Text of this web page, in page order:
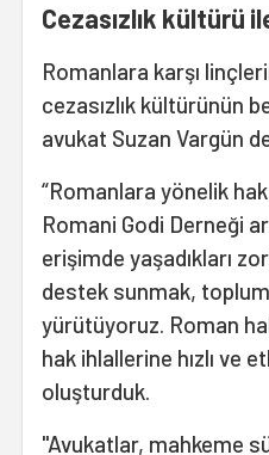
Cezasızlık kültürü
Romanlara karşı
cezasızlık kültürünün
avukat Suzan Vargün
“Romanlara yönelik
Romani Godi Derneği
erişimde yaşadıkları
destek sunmak,
yürütüyoruz. Roman
hak ihlallerine hızlı ve
oluşturduk.
"Avukatlar, mahkeme